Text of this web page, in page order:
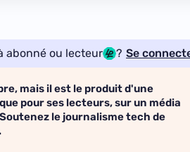
abonné ou lecteur ? Se
mais il est le produit d'une
pour ses lecteurs, sur un média
le journalisme tech de